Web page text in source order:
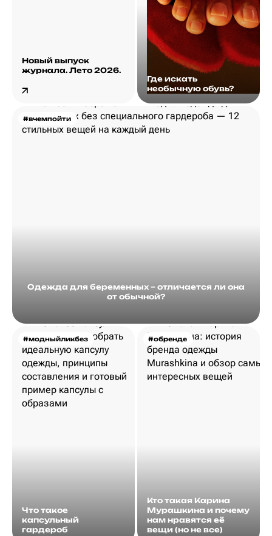
Новый выпуск
журнала. Лето 2026.
Где искать
необычную обувь?
#вчемпойти
Одежда для беременных – отличается ли она
от обычной?
#модныйликбез
Что такое
капсульный
гардероб
#обренде
Кто такая Карина
Мурашкина и почему
нам нравятся её
вещи (но не все)